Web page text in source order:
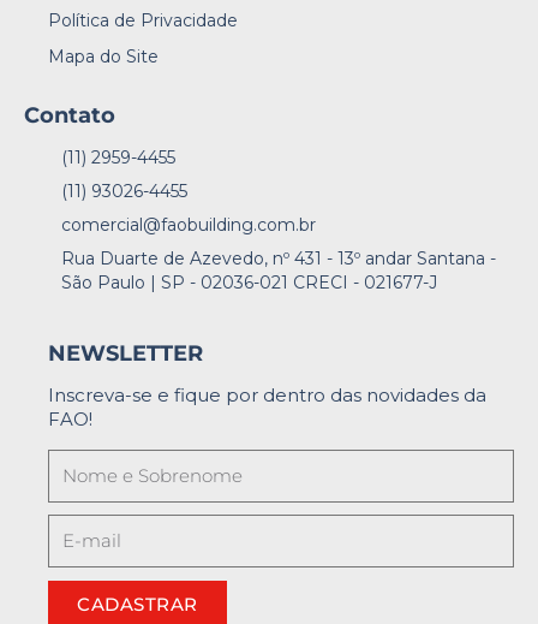
Política de Privacidade
Mapa do Site
Contato
(11) 2959-4455
(11) 93026-4455
comercial@faobuilding.com.br
Rua Duarte de Azevedo, nº 431 - 13º andar Santana -
São Paulo | SP - 02036-021 CRECI - 021677-J
NEWSLETTER
Inscreva-se e fique por dentro das novidades da
FAO!
CADASTRAR